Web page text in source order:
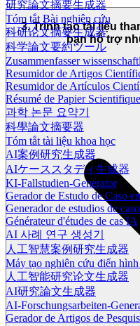
研究論文摘要生成器
Tóm tắt Bài nghiên cứu
科研论文摘要生成器
科学論文要約ツール
Zusammenfasser
Resumidor de Artigos
Resumidor de Artículos
Résumé de Papier Scientifique
과학 논문 요약기
科學論文摘要器
Tóm tắt tài liệu khoa học
AI案例研究生成器
AIケーススタディ生成器
KI-Fallstudien-Generator
Gerador de Estudo de Caso
Generador de estudios de
Générateur d'études de cas IA
AI 사례 연구 생성기
人工智慧案例研究生成器
Máy tạo nghiên cứu điển
人工智能研究论文生成器
AI研究論文生成器
AI-Forschungsarbeiten-
Gerador de Artigos de
3. Trình tạo tài liệu
bạn hỗ trợ